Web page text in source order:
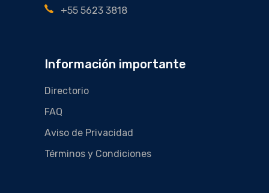
+55 5623 3818
Información importante
Directorio
FAQ
Aviso de Privacidad
Términos y Condiciones